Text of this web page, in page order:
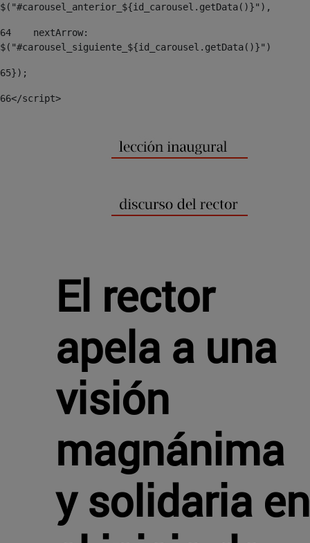
$("#carousel_anterior_${id_carousel.getData()}"),
64
    nextArrow:
$("#carousel_siguiente_${id_carousel.getData()}")
65});
66</script>
El rector
apela a una
visión
magnánima
y solidaria en